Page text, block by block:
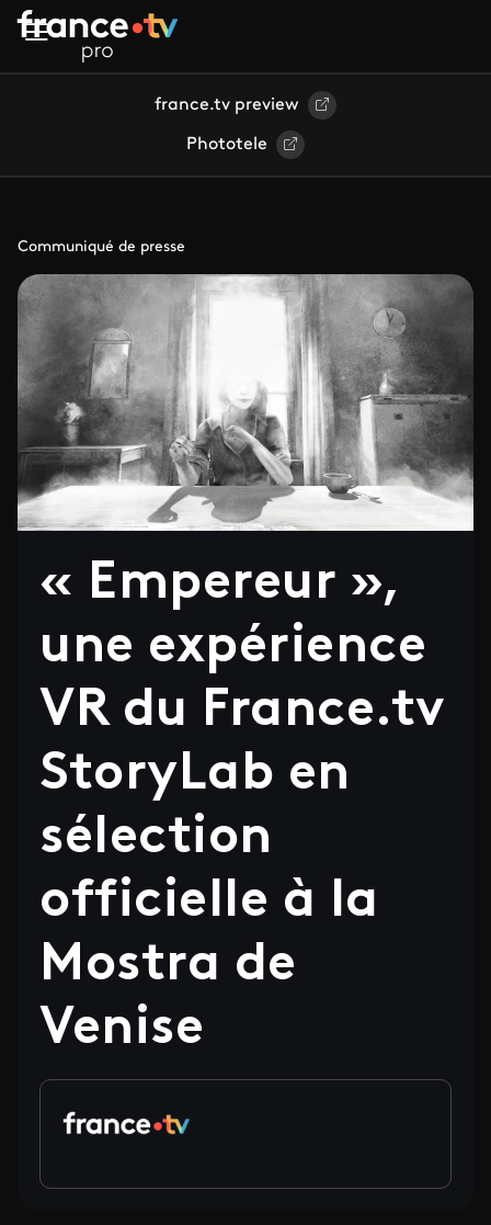
Aller au contenu principal
france.tv preview
Phototele
Communiqué de presse
« Empereur »,
une expérience
VR du France.tv
StoryLab en
sélection
officielle à la
Mostra de
Venise